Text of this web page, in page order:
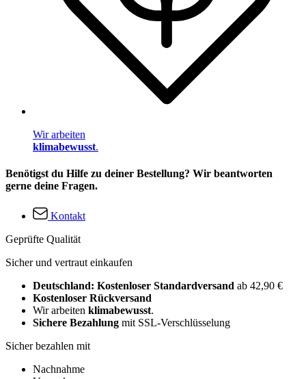
Wir arbeiten
klimabewusst.
Benötigst du Hilfe zu deiner Bestellung? Wir beantworten
gerne deine Fragen.
Kontakt
Geprüfte Qualität
Sicher und vertraut einkaufen
Deutschland: Kostenloser Standardversand ab 42,90 €
Kostenloser Rückversand
Wir arbeiten klimabewusst.
Sichere Bezahlung mit SSL-Verschlüsselung
Sicher bezahlen mit
Nachnahme